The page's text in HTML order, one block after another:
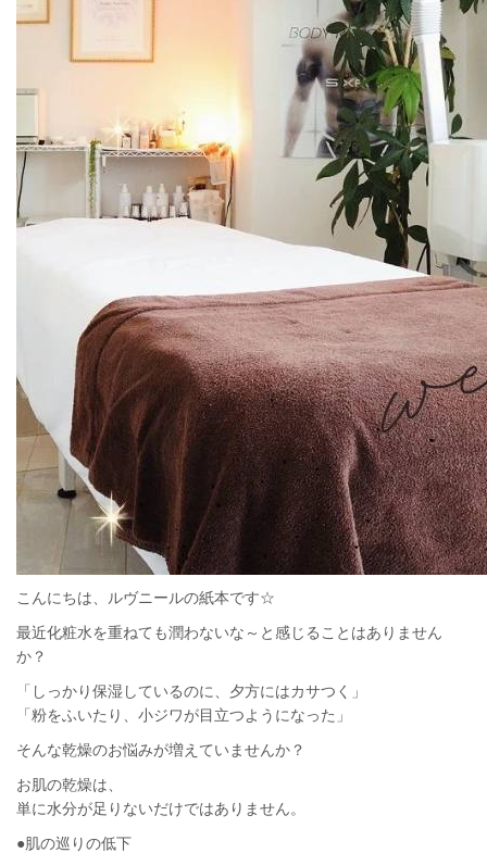
こんにちは、ルヴニールの紙本です☆
最近化粧水を重ねても潤わないな～と感じることはありません
か？
「しっかり保湿しているのに、夕方にはカサつく」
「粉をふいたり、小ジワが目立つようになった」
そんな乾燥のお悩みが増えていませんか？
お肌の乾燥は、
単に水分が足りないだけではありません。
●肌の巡りの低下